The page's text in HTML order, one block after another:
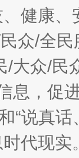
健康
众/全
/大众/民
息，促
“说真
代现实